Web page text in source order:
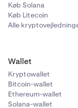
Køb Solana
Køb Litecoin
Alle
Wallet
Kryptowallet
Bitcoin-wallet
Ethereum-wallet
Solana-wallet